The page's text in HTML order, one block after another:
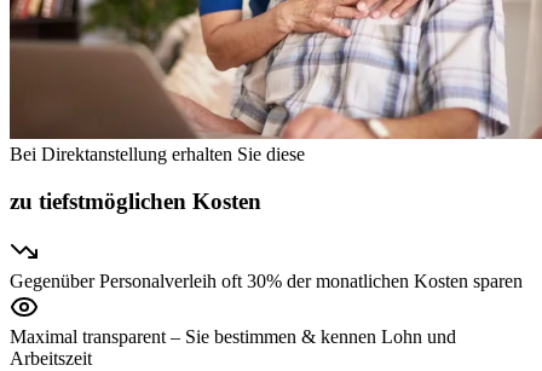
Bei Direktanstellung erhalten Sie diese
zu tiefstmöglichen Kosten
Gegenüber Personalverleih oft 30% der monatlichen Kosten sparen
Maximal transparent – Sie bestimmen & kennen Lohn und
Arbeitszeit